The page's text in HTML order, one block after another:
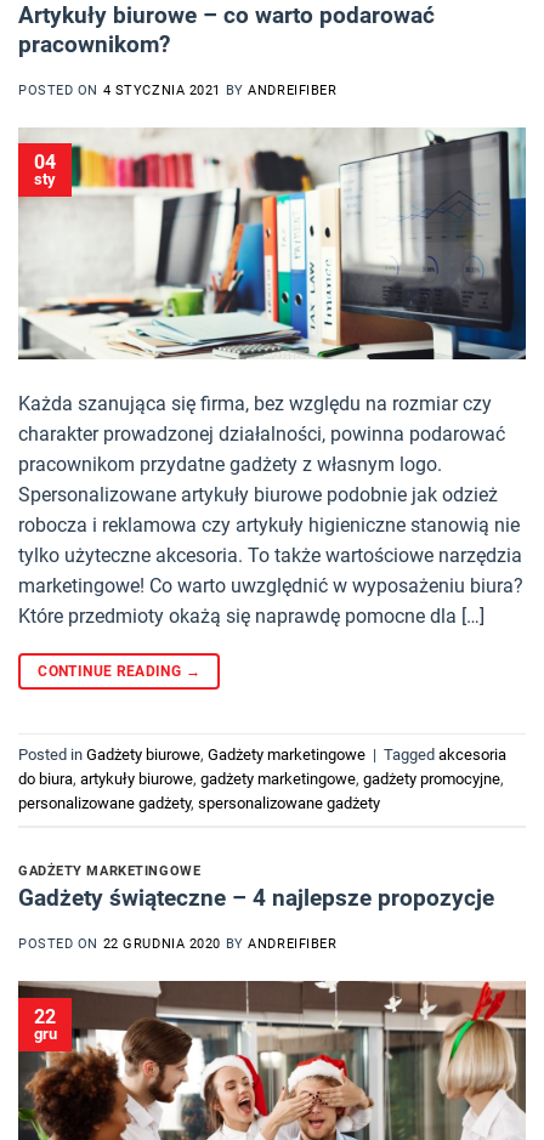
Artykuły biurowe – co warto podarować
pracownikom?
POSTED ON 4 STYCZNIA 2021 BYANDREIFIBER
04
sty
Każda szanująca się firma, bez względu na rozmiar czy
charakter prowadzonej działalności, powinna podarować
pracownikom przydatne gadżety z własnym logo.
Spersonalizowane artykuły biurowe podobnie jak odzież
robocza i reklamowa czy artykuły higieniczne stanowią nie
tylko użyteczne akcesoria. To także wartościowe narzędzia
marketingowe! Co warto uwzględnić w wyposażeniu biura?
Które przedmioty okażą się naprawdę pomocne dla […]
CONTINUE READING →
Posted in Gadżety biurowe, Gadżety marketingowe | Tagged akcesoria
do biura, artykuły biurowe, gadżety marketingowe, gadżety promocyjne,
personalizowane gadżety, spersonalizowane gadżety
GADŻETY MARKETINGOWE
Gadżety świąteczne – 4 najlepsze propozycje
POSTED ON 22 GRUDNIA 2020 BYANDREIFIBER
22
gru